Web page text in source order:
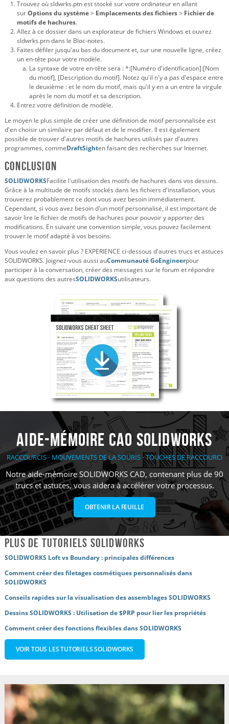
Trouvez où sldwrks.ptn est stocké sur votre ordinateur en allant
surOptions du système> Emplacements des fichiers> Fichier de
motifs de hachures.
Allez à ce dossier dans un explorateur de fichiers Windows et ouvrez
sldwrks.prn dans le Bloc-notes.
Faites défiler jusqu'au bas du document et, sur une nouvelle ligne, créez
un en-tête pour votre modèle.
La syntaxe de votre en-tête sera : *:[Numéro d'identification]:[Nom
du motif], [Description du motif]. Notez qu'il n'y a pas d'espace entre
le deuxième : et le nom du motif, mais qu'il y en a un entre la virgule
après le nom du motif et sa description.
Entrez votre définition de modèle.
Le moyen le plus simple de créer une définition de motif personnalisée est
d'en choisir un similaire par défaut et de le modifier. Il est également
possible de trouver d'autres motifs de hachures utilisés par d'autres
programmes, commeDraftSighten faisant des recherches sur Internet.
Conclusion
SOLIDWORKSFacilite l'utilisation des motifs de hachures dans vos dessins.
Grâce à la multitude de motifs stockés dans les fichiers d'installation, vous
trouverez probablement ce dont vous avez besoin immédiatement.
Cependant, si vous avez besoin d'un motif personnalisé, il est important de
savoir lire le fichier de motifs de hachures pour pouvoir y apporter des
modifications. En suivant une convention simple, vous pouvez facilement
trouver le motif adapté à vos besoins.
Vous voulez en savoir plus ? EXPERIENCE ci-dessous d'autres trucs et astuces
SOLIDWORKS. Joignez-vous aussi auCommunauté GoEngineerpour
participer à la conversation, créer des messages sur le forum et répondre
aux questions des autresSOLIDWORKSutilisateurs.
Aide-mémoire CAO SOLIDWORKS
RACCOURCIS ⋅ MOUVEMENTS DE LA SOURIS ⋅ TOUCHES DE RACCOURCI
Notre aide-mémoire SOLIDWORKS CAD, contenant plus de 90
trucs et astuces, vous aidera à accélérer votre processus.
OBTENIR LA FEUILLE
Plus de tutoriels SOLIDWORKS
SOLIDWORKS Loft vs Boundary : principales différences
Comment créer des filetages cosmétiques personnalisés dans
SOLIDWORKS
Conseils rapides sur la visualisation des assemblages SOLIDWORKS
Dessins SOLIDWORKS : Utilisation de $PRP pour lier les propriétés
Comment créer des fonctions flexibles dans SOLIDWORKS
VOIR TOUS LES TUTORIELS SOLIDWORKS